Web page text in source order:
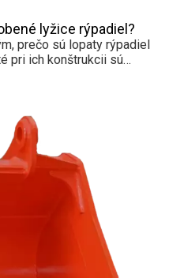
lyžice rýpadiel?
prečo sú lopaty rýpadiel
pri ich konštrukcii sú